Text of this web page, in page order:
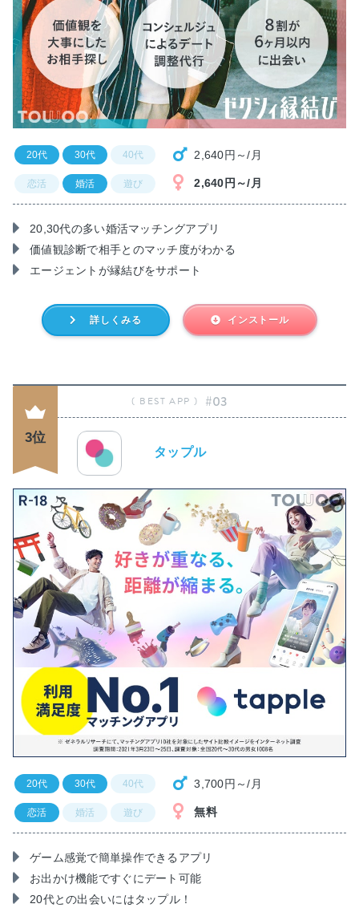
20,30代の多い婚活マッチングアプリ
価値観診断で相手とのマッチ度がわかる
エージェントが縁結びをサポート
20代 30代 40代
恋活 婚活 遊び
2,640円～/月
2,640円～/月
詳しくみる インストール
3位
#03
タップル
ゲーム感覚で簡単操作できるアプリ
お出かけ機能ですぐにデート可能
20代との出会いにはタップル！
20代 30代 40代
恋活 婚活 遊び
3,700円～/月
無料